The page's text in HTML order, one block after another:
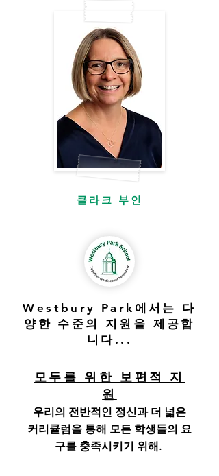
클라크 부인
Westbury Park에서는 다
양한 수준의 지원을 제공합
니다...
모두를 위한 보편적 지
원
우리의 전반적인 정신과 더 넓은
커리큘럼을 통해 모든 학생들의 요
구를 충족시키기 위해.